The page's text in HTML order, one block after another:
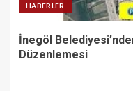
HABERLER
İnegöl
Düzenlemesi